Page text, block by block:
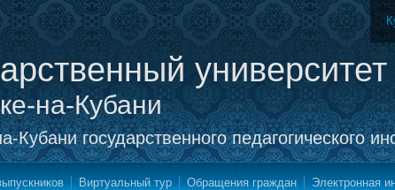
университет
на-Кубани
государственного педагогического
Виртуальный тур Обращения граждан Электронная